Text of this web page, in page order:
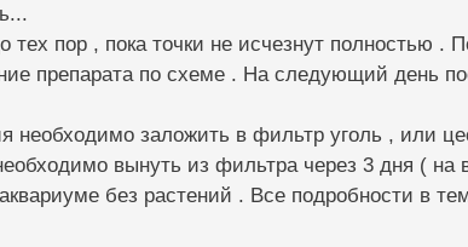
тех пор , пока точки не исчезнут полностью .
препарата по схеме . На следующий день
необходимо заложить в фильтр уголь , или
вынуть из фильтра через 3 дня ( на
без растений . Все подробности в